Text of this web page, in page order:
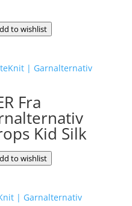
kr..
to wishlist
Fra
Kid Silk
to wishlist